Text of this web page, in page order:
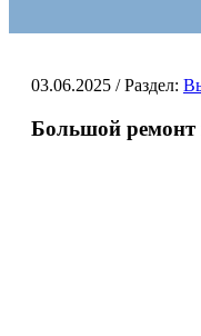
03.06.2025 / Раздел:
Большой ремонт